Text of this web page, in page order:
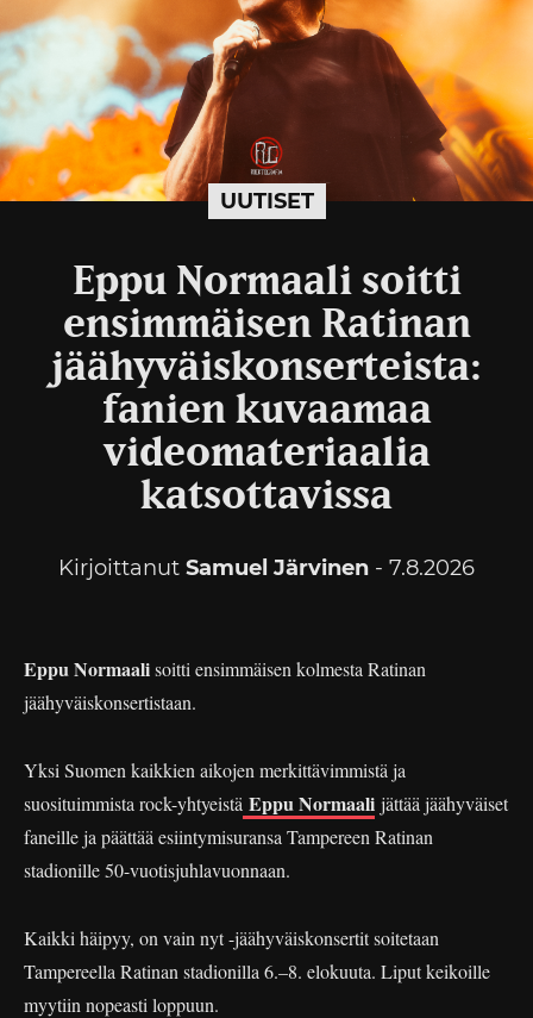
UUTISET
Eppu Normaali soitti
ensimmäisen Ratinan
jäähyväiskonserteista:
fanien kuvaamaa
videomateriaalia
katsottavissa
Kirjoittanut Samuel Järvinen - 7.8.2026
Eppu Normaalisoitti ensimmäisen kolmesta Ratinan
jäähyväiskonsertistaan.
Yksi Suomen kaikkien aikojen merkittävimmistä ja
suosituimmista rock-yhtyeistä Eppu Normaali jättää jäähyväiset
faneille ja päättää esiintymisuransa Tampereen Ratinan
stadionille 50-vuotisjuhlavuonnaan.
Kaikki häipyy, on vain nyt -jäähyväiskonsertit soitetaan
Tampereella Ratinan stadionilla 6.–8. elokuuta. Liput keikoille
myytiin nopeasti loppuun.